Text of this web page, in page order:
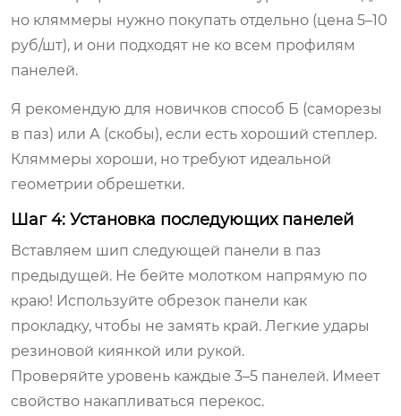
но кляммеры нужно покупать отдельно (цена 5–10
руб/шт), и они подходят не ко всем профилям
панелей.
Я рекомендую для новичков способ Б (саморезы
в паз) или А (скобы), если есть хороший степлер.
Кляммеры хороши, но требуют идеальной
геометрии обрешетки.
Шаг 4: Установка последующих панелей
Вставляем шип следующей панели в паз
предыдущей. Не бейте молотком напрямую по
краю! Используйте обрезок панели как
прокладку, чтобы не замять край. Легкие удары
резиновой киянкой или рукой.
Проверяйте уровень каждые 3–5 панелей. Имеет
свойство накапливаться перекос.